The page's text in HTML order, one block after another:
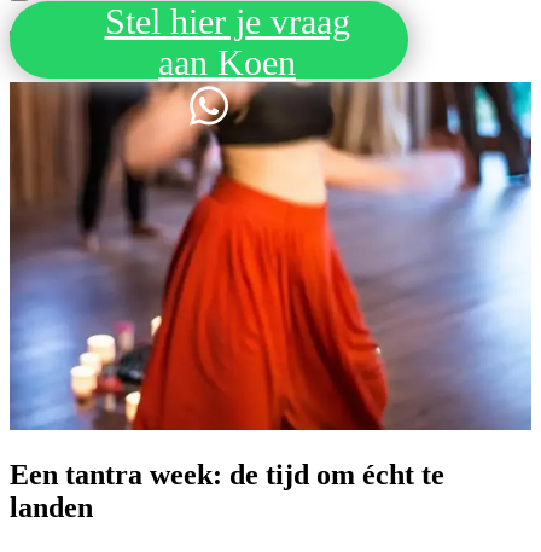
voor koppels
liefdesvragen
wonderlovers @home
wonderlovers experience
wake-up call
voor singles
alle retreats
autumn of awakening, 18-20 sep
voor vrouwen
herfsttraject
lees & luister
full of wonder agenda
blog
podcast
ons verhaal
contact
Contacteer ons
Stel hier je vraag
aan Koen
Tantra week
Een tantra week: de tijd om écht te
landen